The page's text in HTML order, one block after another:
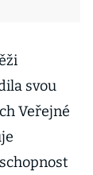
svou
Veřejné